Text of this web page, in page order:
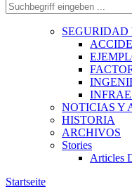
NOTICIAS Y
HISTORIA
ARCHIVOS
Stories
Articles
Startseite